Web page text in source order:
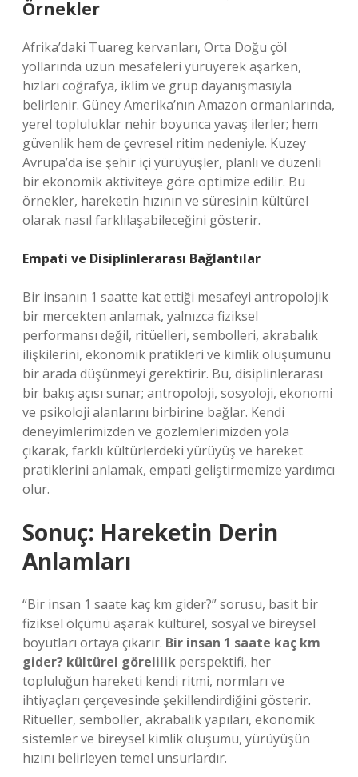
Örnekler
Afrika’daki Tuareg kervanları, Orta Doğu çöl
yollarında uzun mesafeleri yürüyerek aşarken,
hızları coğrafya, iklim ve grup dayanışmasıyla
belirlenir. Güney Amerika’nın Amazon ormanlarında,
yerel topluluklar nehir boyunca yavaş ilerler; hem
güvenlik hem de çevresel ritim nedeniyle. Kuzey
Avrupa’da ise şehir içi yürüyüşler, planlı ve düzenli
bir ekonomik aktiviteye göre optimize edilir. Bu
örnekler, hareketin hızının ve süresinin kültürel
olarak nasıl farklılaşabileceğini gösterir.
Empati ve Disiplinlerarası Bağlantılar
Bir insanın 1 saatte kat ettiği mesafeyi antropolojik
bir mercekten anlamak, yalnızca fiziksel
performansı değil, ritüelleri, sembolleri, akrabalık
ilişkilerini, ekonomik pratikleri ve kimlik oluşumunu
bir arada düşünmeyi gerektirir. Bu, disiplinlerarası
bir bakış açısı sunar; antropoloji, sosyoloji, ekonomi
ve psikoloji alanlarını birbirine bağlar. Kendi
deneyimlerimizden ve gözlemlerimizden yola
çıkarak, farklı kültürlerdeki yürüyüş ve hareket
pratiklerini anlamak, empati geliştirmemize yardımcı
olur.
Sonuç: Hareketin Derin
Anlamları
“Bir insan 1 saate kaç km gider?” sorusu, basit bir
fiziksel ölçümü aşarak kültürel, sosyal ve bireysel
boyutları ortaya çıkarır. Bir insan 1 saate kaç km
gider? kültürel görelilik perspektifi, her
topluluğun hareketi kendi ritmi, normları ve
ihtiyaçları çerçevesinde şekillendirdiğini gösterir.
Ritüeller, semboller, akrabalık yapıları, ekonomik
sistemler ve bireysel kimlikoluşumu, yürüyüşün
hızını belirleyen temel unsurlardır.